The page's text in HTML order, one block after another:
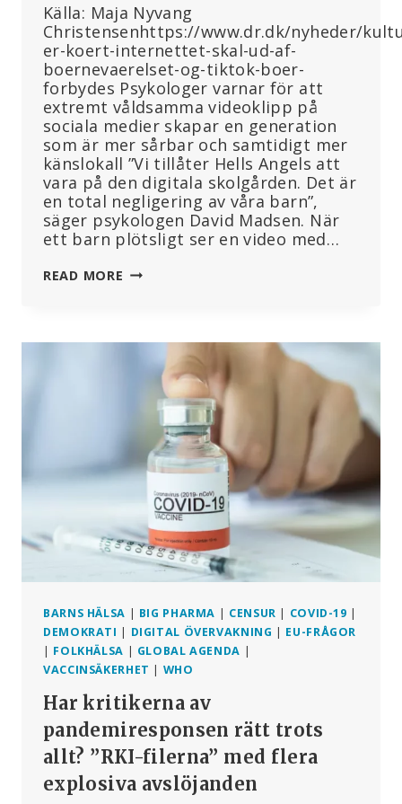
Källa: Maja Nyvang
Christensenhttps://www.dr.dk/nyheder/
er-koert-internettet-skal-ud-af-
boernevaerelset-og-tiktok-boer-
forbydes Psykologer varnar för att
extremt våldsamma videoklipp på
sociala medier skapar en generation
som är mer sårbar och samtidigt mer
känslokall ”Vi tillåter Hells Angels att
vara på den digitala skolgården. Det är
en total negligering av våra barn”,
säger psykologen David Madsen. När
ett barn plötsligt ser en video med…
READ MORE ”DET
VÅRA
BARN”,
SÄGER
PSYKOLOG
SOM
VILL
FÅ
BORT
INTERNET
FRÅN
BARNRUMMEN
BARNS HÄLSA | BIG PHARMA | CENSUR | COVID-19 |
DEMOKRATI | DIGITAL ÖVERVAKNING | EU-FRÅGOR
| FOLKHÄLSA | GLOBAL AGENDA |
VACCINSÄKERHET | WHO
Har kritikerna av
pandemiresponsen rätt trots
allt? ”RKI-filerna” med flera
explosiva avslöjanden